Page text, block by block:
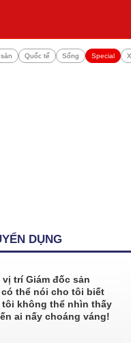
Quốc tế Sống Special
DỤNG
trí Giám đốc sản
có thể nói cho tôi biết
tôi không thể nhìn thấy
ai nấy choáng váng!